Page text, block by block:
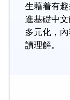
生藉着有
進基礎中
多元化，
讀理解。